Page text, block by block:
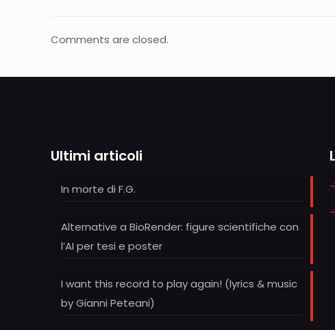
Comments are closed.
Ultimi articoli
In morte di F.G.
Alternative a BioRender: figure scientifiche con
l’AI per tesi e poster
I want this record to play again! (lyrics & music
by Gianni Peteani)